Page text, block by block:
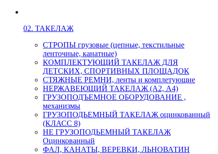
02. ТАКЕЛАЖ
СТРОПЫ грузовые (цепные, текстильные
ленточные, канатные)
КОМПЛЕКТУЮЩИЙ ТАКЕЛАЖ ДЛЯ
ДЕТСКИХ, СПОРТИВНЫХ ПЛОЩАДОК
СТЯЖНЫЕ РЕМНИ, ленты и комплетующие
НЕРЖАВЕЮЩИЙ ТАКЕЛАЖ (А2, А4)
ГРУЗОПОДЪЕМНОЕ ОБОРУДОВАНИЕ ,
механизмы
ГРУЗОПОДЬЕМНЫЙ ТАКЕЛАЖ оцинкованный
(КЛАСС 8)
НЕ ГРУЗОПОДЬЕМНЫЙ ТАКЕЛАЖ
Оцинкованный
ФАЛ, КАНАТЫ, ВЕРЕВКИ, ЛЬНОВАТИН